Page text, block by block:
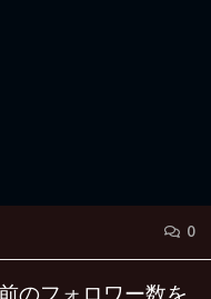
0
のフォロワー数を